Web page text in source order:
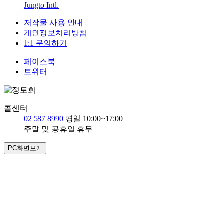
Jungto Intl.
저작물 사용 안내
개인정보처리방침
1:1 문의하기
페이스북
트위터
콜센터
02 587 8990 평일 10:00~17:00
주말 및 공휴일 휴무
PC화면보기